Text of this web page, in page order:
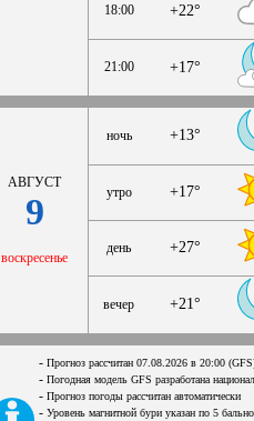
18:00 +22°
21:00 +17°
АВГУСТ
9
воскресенье
ночь +13°
утро +17°
день +27°
вечер +21°
- Прогноз рассчитан 07.08.2026 в 20:00
- Погодная модель GFS разработана
- Прогноз погоды рассчитан автоматически
- Уровень магнитной бури указан по 5